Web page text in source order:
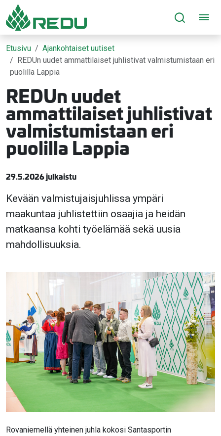
Siirry sivusisältöön
Etusivu
Ajankohtaiset uutiset
REDUn uudet ammattilaiset juhlistivat valmistumistaan eri
puolilla Lappia
REDUn uudet
ammattilaiset juhlistivat
valmistumistaan eri
puolilla Lappia
29.5.2026 julkaistu
Kevään valmistujaisjuhlissa ympäri
maakuntaa juhlistettiin osaajia ja heidän
matkaansa kohti työelämää sekä uusia
mahdollisuuksia.
Rovaniemellä yhteinen juhla kokosi Santasportin